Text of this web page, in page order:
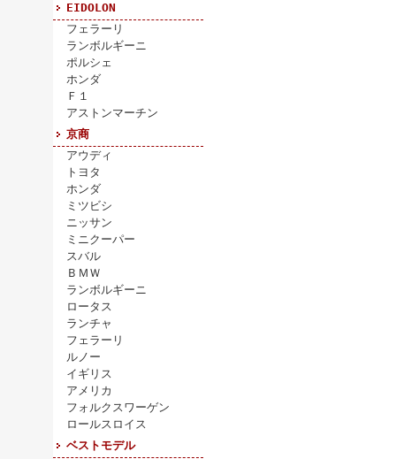
EIDOLON
フェラーリ
ランボルギーニ
ポルシェ
ホンダ
Ｆ１
アストンマーチン
京商
アウディ
トヨタ
ホンダ
ミツビシ
ニッサン
ミニクーパー
スバル
ＢＭＷ
ランボルギーニ
ロータス
ランチャ
フェラーリ
ルノー
イギリス
アメリカ
フォルクスワーゲン
ロールスロイス
ベストモデル